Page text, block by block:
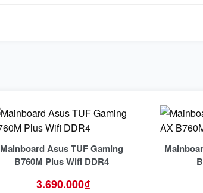
Mainboard Asus TUF Gaming
B760M Plus Wifi DDR4
3.690.000₫